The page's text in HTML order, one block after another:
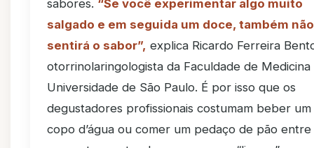
sabores. “Se você experimentar algo muito
salgado e em seguida um doce, também não
sentirá o sabor”, explica Ricardo Ferreira
otorrinolaringologista da Faculdade de Medicina
Universidade de São Paulo. É por isso que os
degustadores profissionais costumam beber um
copo d’água ou comer um pedaço de pão entre